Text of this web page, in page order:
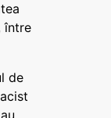
între
de